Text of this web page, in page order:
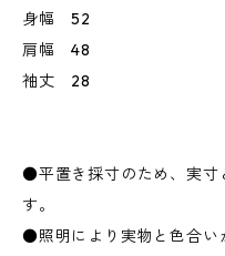
身幅 52
肩幅 48
袖丈 28
●平置き採寸のため、実寸
す。
●照明により実物と色合い